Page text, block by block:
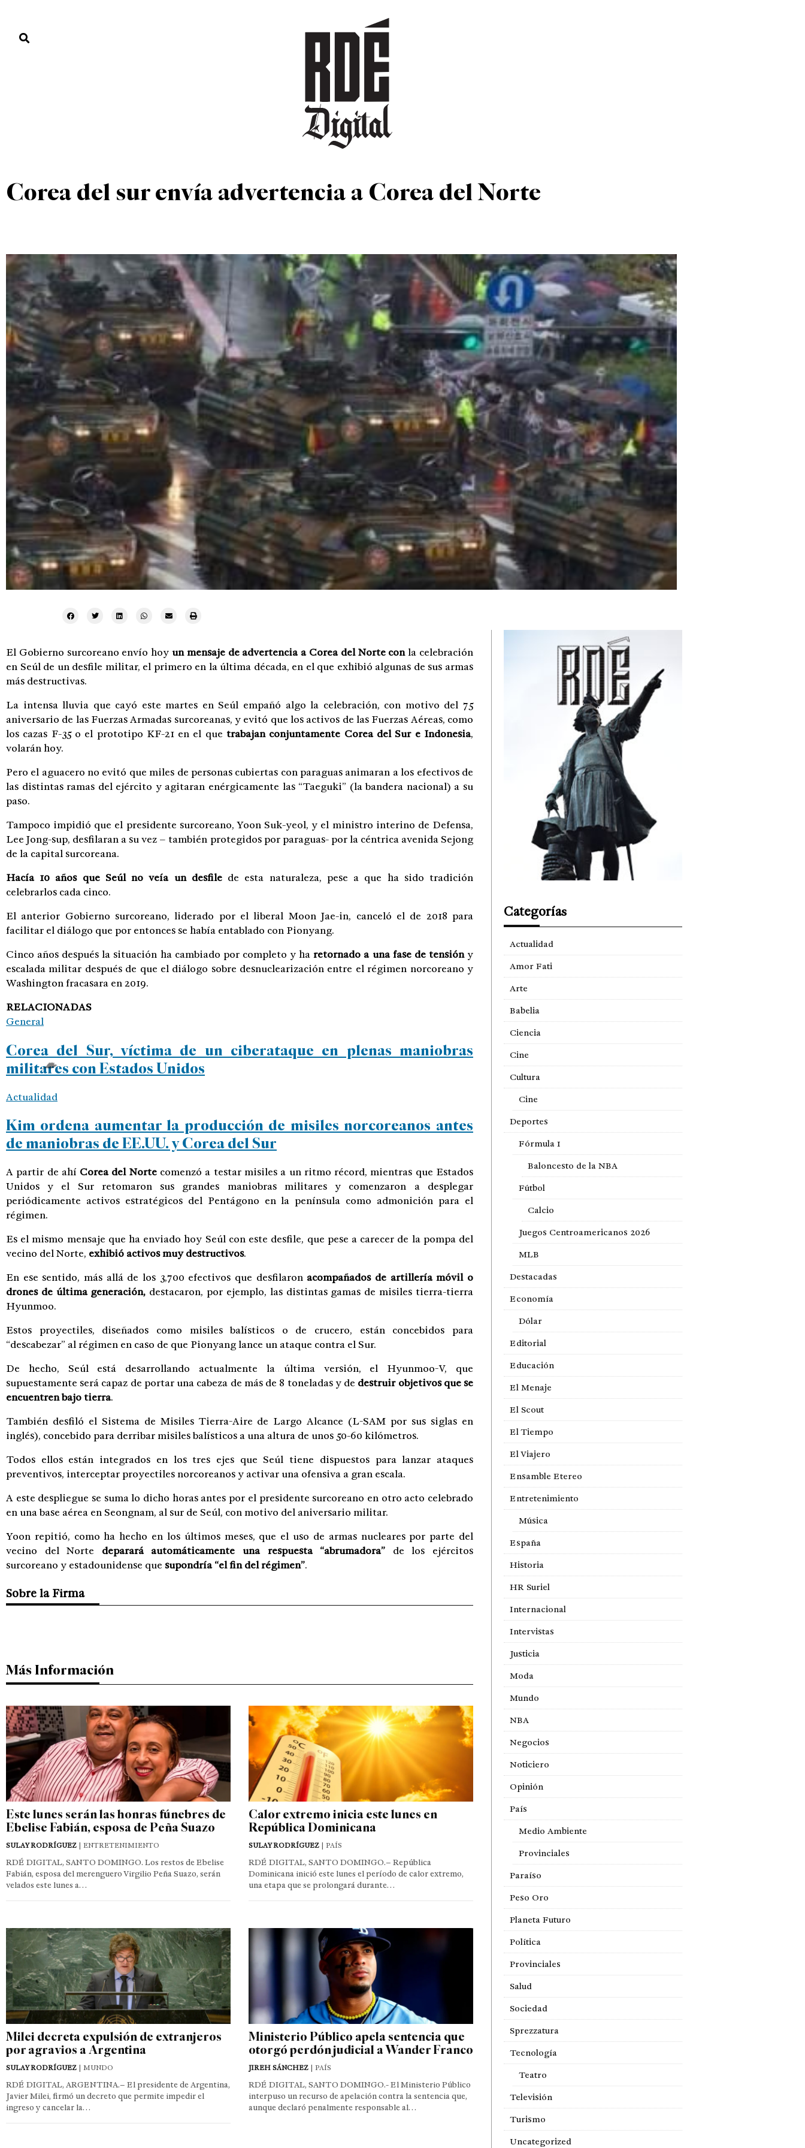
DEPORTES CULTURA ENTRETENIMIENTO
Corea del sur envía advertencia a Corea del Norte
El Gobierno surcoreano envío hoy un mensaje de advertencia a Corea del Norte conla celebración
en Seúl de un desfile militar, el primero en la última década, en el que exhibió algunas de sus armas
más destructivas.
La intensa lluvia que cayó este martes en Seúl empañó algo la celebración, con motivo del 75
aniversario de las Fuerzas Armadas surcoreanas, y evitó que los activos de las Fuerzas Aéreas, como
los cazas F-35 o el prototipo KF-21 en el que trabajan conjuntamente Corea del Sur e Indonesia,
volarán hoy.
Pero el aguacero no evitó que miles de personas cubiertas con paraguas animaran a los efectivos de
las distintas ramas del ejército y agitaran enérgicamente las “Taeguki” (la bandera nacional) a su
paso.
Tampoco impidió que el presidente surcoreano, Yoon Suk-yeol, y el ministro interino de Defensa,
Lee Jong-sup, desfilaran a su vez – también protegidos por paraguas- por la céntrica avenida Sejong
de la capital surcoreana.
Hacía 10 años que Seúl no veía un desfilede esta naturaleza, pese a que ha sido tradición
celebrarlos cada cinco.
El anterior Gobierno surcoreano, liderado por el liberal Moon Jae-in, canceló el de 2018 para
facilitar el diálogo que por entonces se había entablado con Pionyang.
Cinco años después la situación ha cambiado por completo y haretornado a una fase de tensióny
escalada militar después de que el diálogo sobre desnuclearización entre el régimen norcoreano y
Washington fracasara en 2019.
RELACIONADAS
General
Corea del Sur, víctima de un ciberataque en plenas maniobras
militares con Estados Unidos
Actualidad
Kim ordena aumentar la producción de misiles norcoreanos antes
de maniobras de EE.UU. y Corea del Sur
A partir de ahí Corea del Nortecomenzó a testar misiles a un ritmo récord, mientras que Estados
Unidos y el Sur retomaron sus grandes maniobras militares y comenzaron a desplegar
periódicamente activos estratégicos del Pentágono en la península como admonición para el
régimen.
Es el mismo mensaje que ha enviado hoy Seúl con este desfile, que pese a carecer de la pompa del
vecino del Norte, exhibió activos muy destructivos.
En ese sentido, más allá de los 3,700 efectivos que desfilaron acompañados de artillería móvil o
drones de última generación, destacaron, por ejemplo, las distintas gamas de misiles tierra-tierra
Hyunmoo.
Estos proyectiles, diseñados como misiles balísticos o de crucero, están concebidos para
“descabezar” al régimen en caso de que Pionyang lance un ataque contra el Sur.
De hecho, Seúl está desarrollando actualmente la última versión, el Hyunmoo-V, que
supuestamente será capaz de portar una cabeza de más de 8 toneladas y de destruir objetivos que se
encuentren bajo tierra.
También desfiló el Sistema de Misiles Tierra-Aire de Largo Alcance (L-SAM por sus siglas en
inglés), concebido para derribar misiles balísticos a una altura de unos 50-60 kilómetros.
Todos ellos están integrados en los tres ejes que Seúl tiene dispuestos para lanzar ataques
preventivos, interceptar proyectiles norcoreanos y activar una ofensiva a gran escala.
A este despliegue se suma lo dicho horas antes por el presidente surcoreano en otro acto celebrado
en una base aérea en Seongnam, al sur de Seúl, con motivo del aniversario militar.
Yoon repitió, como ha hecho en los últimos meses, que el uso de armas nucleares por parte del
vecino del Norte deparará automáticamente una respuesta “abrumadora” de los ejércitos
surcoreano y estadounidense que supondría “el fin del régimen”.
Sobre la Firma
Más Información
Este lunes serán las honras fúnebres de
Ebelise Fabián, esposa de Peña Suazo
SULAY RODRÍGUEZ | ENTRETENIMIENTO
RDÉ DIGITAL, SANTO DOMINGO. Los restos de Ebelise
Fabián, esposa del merenguero Virgilio Peña Suazo, serán
velados este lunes a…
Calor extremo inicia este lunes en
República Dominicana
SULAY RODRÍGUEZ| PAÍS
RDÉ DIGITAL, SANTO DOMINGO.– República
Dominicana inició este lunes el período de calor extremo,
una etapa que se prolongará durante…
Milei decreta expulsión de extranjeros
por agravios a Argentina
SULAY RODRÍGUEZ | MUNDO
RDÉ DIGITAL, ARGENTINA.– El presidente de Argentina,
Javier Milei, firmó un decreto que permite impedir el
ingreso y cancelar la…
Ministerio Público apela sentencia que
otorgó perdón judicial a Wander Franco
JIREH SÁNCHEZ| PAÍS
RDÉ DIGITAL, SANTO DOMINGO.- El Ministerio Público
interpuso un recurso de apelación contra la sentencia que,
aunque declaró penalmente responsable al…
Categorías
Actualidad
Amor Fati
Arte
Babelia
Ciencia
Cine
Cultura
Cine
Deportes
Fórmula 1
Baloncesto de la NBA
Fútbol
Calcio
Juegos Centroamericanos 2026
MLB
Destacadas
Economía
Dólar
Editorial
Educación
El Menaje
El Scout
El Tiempo
El Viajero
Ensamble Etereo
Entretenimiento
Música
España
Historia
HR Suriel
Internacional
Intervistas
Justicia
Moda
Mundo
NBA
Negocios
Noticiero
Opinión
País
Medio Ambiente
Provinciales
Paraíso
Peso Oro
Planeta Futuro
Política
Provinciales
Salud
Sociedad
Sprezzatura
Tecnología
Teatro
Televisión
Turismo
Uncategorized